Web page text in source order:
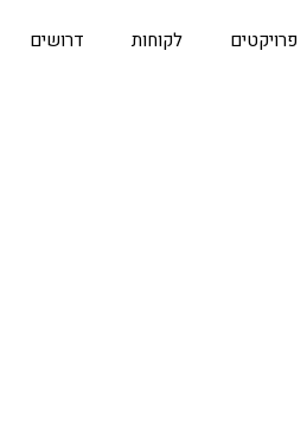
פרויקטים לקוחות דרושים